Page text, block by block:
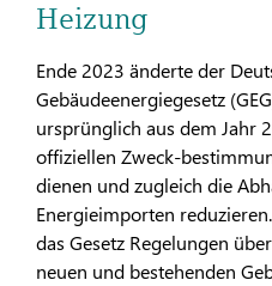
Heizung
Ende 2023 änderte der
Gebäudeenergiegesetz
ursprünglich aus dem Jahr
offiziellen Zweck-
dienen und zugleich die
Energieimporten
das Gesetz Regelungen
neuen und bestehenden